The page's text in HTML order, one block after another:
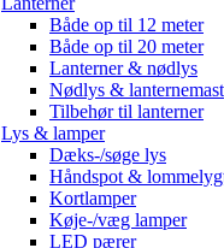
Både op til 12 meter
Både op til 20 meter
Lanterner & nødlys
Nødlys & lanternemast
Tilbehør til lanterner
Lys & lamper
Dæks-/søge lys
Håndspot &
Kortlamper
Køje-/væg lamper
LED pærer